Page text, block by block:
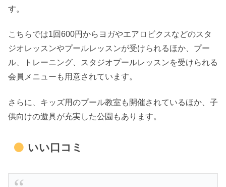
す。
こちらでは1回600円からヨガやエアロビクスなどのスタ
ジオレッスンやプールレッスンが受けられるほか、プー
ル、トレーニング、スタジオプールレッスンを受けられる
会員メニューも用意されています。
さらに、キッズ用のプール教室も開催されているほか、子
供向けの遊具が充実した公園もあります。
いい口コミ